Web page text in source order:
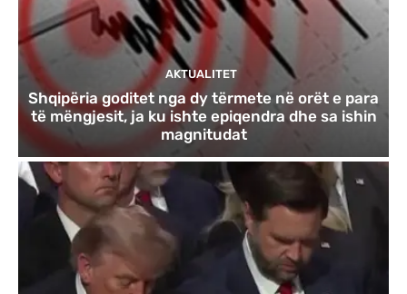
AKTUALITET
Shqipëria goditet nga dy tërmete në orët e para
të mëngjesit, ja ku ishte epiqendra dhe sa ishin
magnitudat